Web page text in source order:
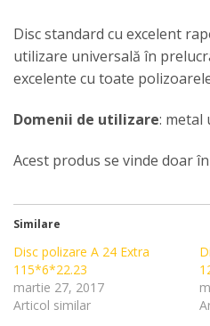
Disc standard cu excelent
utilizare universală în
excelente cu toate
Domenii de utilizare: metal
Acest produs se vinde doar
Similare
Disc polizare A 24 Extra
115*6*22.23
martie 27, 2017
Articol similar